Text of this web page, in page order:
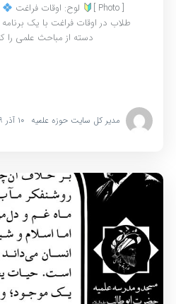
[ Photo ] لوح: اوقات فراغت
طلاب در اوقات فراغت با یک
دسته از مباحث علمی را
مدیر کل سایت حوزه علمیه ۱۰ آذر ۱۳۹۹